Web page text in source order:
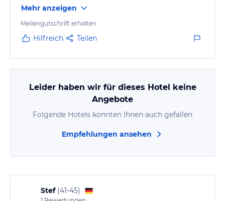
Mehr anzeigen
Meilengutschrift erhalten
Hilfreich Teilen
Leider haben wir für dieses Hotel keine
Angebote
Folgende Hotels könnten Ihnen auch gefallen
Empfehlungen ansehen
Stef (41-45)